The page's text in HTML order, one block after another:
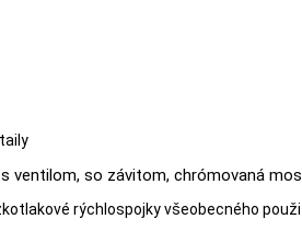
s ventilom, so závitom, chrómovaná
rýchlospojky všeobecného